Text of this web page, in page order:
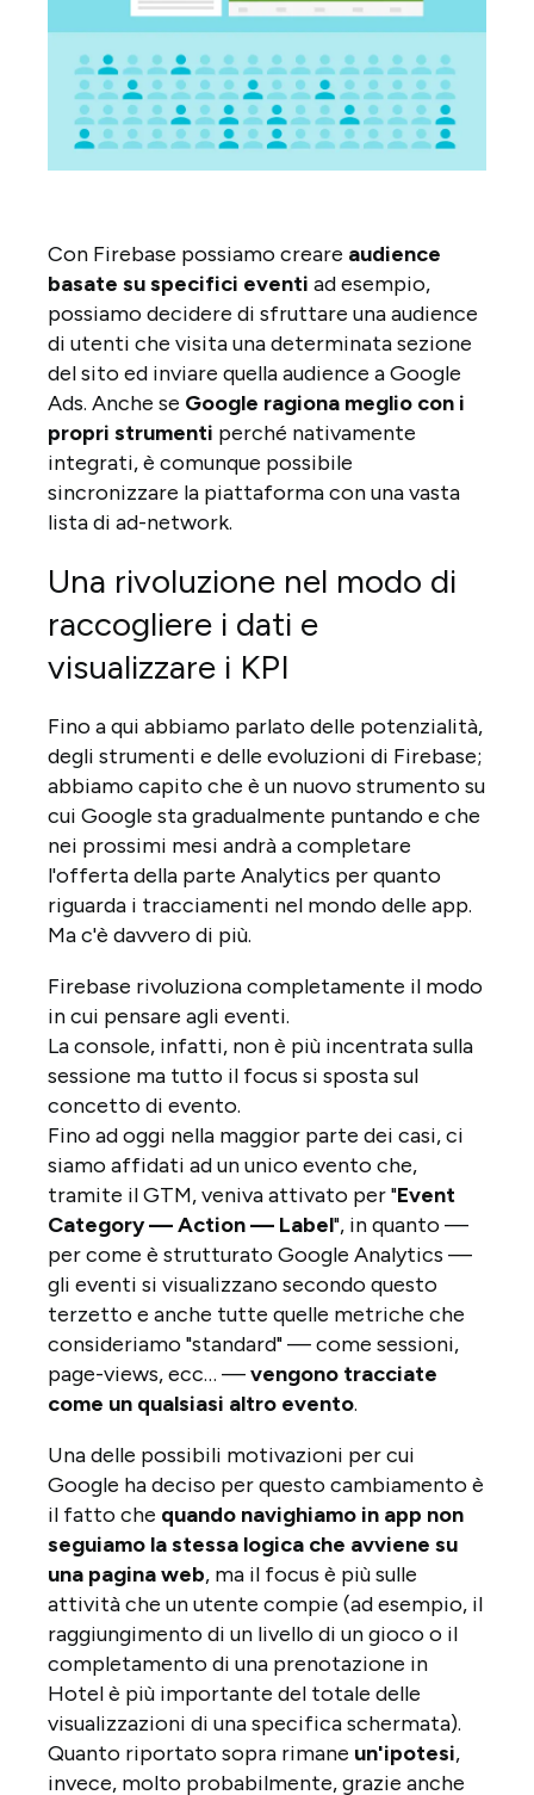
Con Firebase possiamo creare audience
basate su specifici eventi ad esempio,
possiamo decidere di sfruttare una audience
di utenti che visita una determinata sezione
del sito ed inviare quella audience a Google
Ads. Anche se Google ragiona meglio con i
propri strumenti perché nativamente
integrati, è comunque possibile
sincronizzare la piattaforma con una vasta
lista di ad-network.
Una rivoluzione nel modo di
raccogliere i dati e
visualizzare i KPI
Fino a qui abbiamo parlato delle potenzialità,
degli strumenti e delle evoluzioni di Firebase;
abbiamo capito che è un nuovo strumento su
cui Google sta gradualmente puntando e che
nei prossimi mesi andrà a completare
l'offerta della parte Analytics per quanto
riguarda i tracciamenti nel mondo delle app.
Ma c'è davvero di più.
Firebase rivoluziona completamente il modo
in cui pensare agli eventi.
La console, infatti, non è più incentrata sulla
sessione ma tutto il focus si sposta sul
concetto di evento.
Fino ad oggi nella maggior parte dei casi, ci
siamo affidati ad un unico evento che,
tramite il GTM, veniva attivato per "Event
Category — Action — Label", in quanto —
per come è strutturato Google Analytics —
gli eventi si visualizzano secondo questo
terzetto e anche tutte quelle metriche che
consideriamo "standard" — come sessioni,
page-views, ecc… —vengono tracciate
come un qualsiasi altro evento.
Una delle possibili motivazioni per cui
Google ha deciso per questo cambiamento è
il fatto che quando navighiamo in app non
seguiamo la stessa logica che avviene su
una pagina web, ma il focus è più sulle
attività che un utente compie (ad esempio, il
raggiungimento di un livello di un gioco o il
completamento di una prenotazione in
Hotel è più importante del totale delle
visualizzazioni di una specifica schermata).
Quanto riportato sopra rimane un'ipotesi,
invece, molto probabilmente, grazie anche